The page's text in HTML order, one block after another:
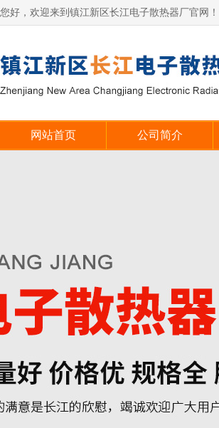
您好，欢迎来到镇江新区长江电子散热器厂官网！
网站首页 公司简介